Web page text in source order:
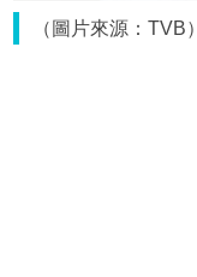
（圖片來源：TVB）